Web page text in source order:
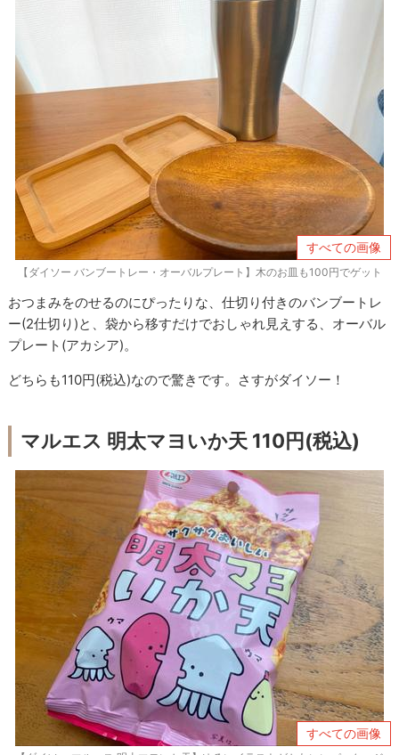
すべての画像
【ダイソー バンブートレー・オーバルプレート】木のお皿も100円でゲット
おつまみをのせるのにぴったりな、仕切り付きのバンブートレ
ー(2仕切り)と、袋から移すだけでおしゃれ見えする、オーバル
プレート(アカシア)。
どちらも110円(税込)なので驚きです。さすがダイソー！
マルエス 明太マヨいか天 110円(税込)
すべての画像